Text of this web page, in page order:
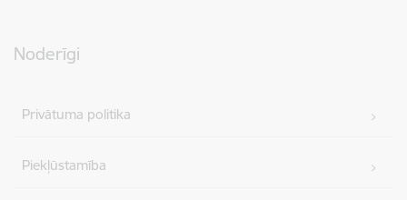
Noderīgi
Privātuma politika
Piekļūstamība